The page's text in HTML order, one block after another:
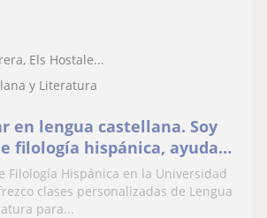
Els Hostale...
y Literatura
en lengua castellana. Soy
filología hispánica, ayuda
y métodos de estudio
Filología Hispánica en la Universidad
clases personalizadas de Lengua
para...